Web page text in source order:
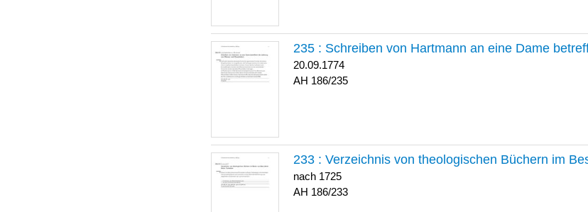
235 : Schreiben von Hartmann an eine Dame
20.09.1774
186/235
233 : Verzeichnis von theologischen Büchern im
nach 1725
186/233